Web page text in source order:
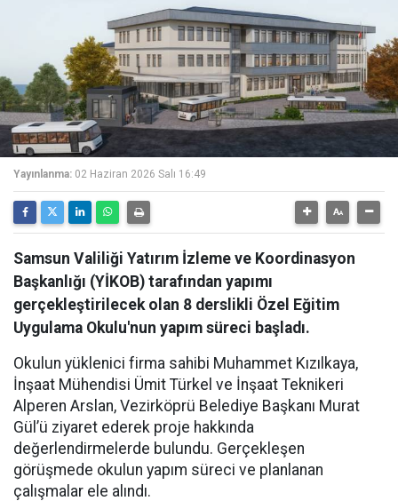
Yayınlanma: 02 Haziran 2026 Salı 16:49
Samsun Valiliği Yatırım İzleme ve Koordinasyon
Başkanlığı (YİKOB) tarafından yapımı
gerçekleştirilecek olan 8 derslikli Özel Eğitim
Uygulama Okulu'nun yapım süreci başladı.
Okulun yüklenici firma sahibi Muhammet Kızılkaya,
İnşaat Mühendisi Ümit Türkel ve İnşaat Teknikeri
Alperen Arslan, Vezirköprü Belediye Başkanı Murat
Gül’ü ziyaret ederek proje hakkında
değerlendirmelerde bulundu. Gerçekleşen
görüşmede okulun yapım süreci ve planlanan
çalışmalar ele alındı.